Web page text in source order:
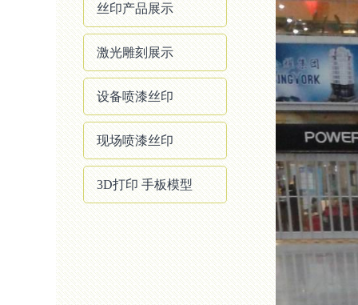
丝印产品展示
激光雕刻展示
设备喷漆丝印
现场喷漆丝印
3D打印 手板模型